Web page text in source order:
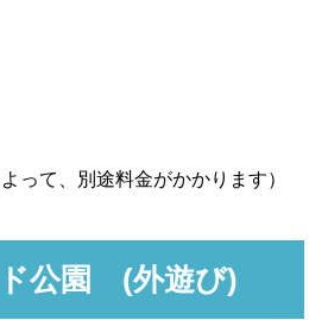
って、別途料金がかかります）
公園 (外遊び)